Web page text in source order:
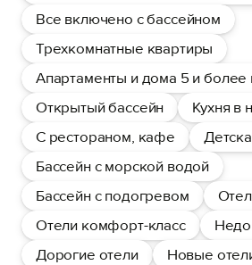
Все включено с бассейном
Трехкомнатные квартиры
Апартаменты и дома 5 и более
Открытый бассейн
Кухня в
С рестораном, кафе
Бассейн с морской водой
Бассейн с подогревом
Отели комфорт-класс
Дорогие отели
Новые